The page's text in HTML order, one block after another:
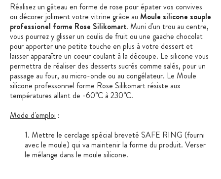
Réalisez un gâteau en forme de rose pour épater vos convives
ou décorer joliment votre vitrine grâce au Moule silicone souple
professionel forme Rose Silikomart. Muni d'un trou au centre,
vous pourrez y glisser un coulis de fruit ou une gaache chocolat
pour apporter une petite touche en plus à votre dessert et
laisser apparaître un coeur coulant à la découpe. Le silicone vous
permettra de réaliser des desserts sucrés comme salés, pour un
passage au four, au micro-onde ou au congélateur. Le Moule
silicone professonnel forme Rose Silikomart résiste aux
températures allant de -60°C à 230°C.
Mode d'emploi :
Mettre le cerclage spécial breveté SAFE RING (fourni
avec le moule) qui va maintenir la forme du produit. Verser
le mélange dans le moule silicone.